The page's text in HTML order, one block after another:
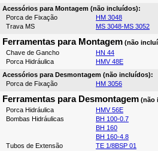
Acessórios para Montagem (não incluídos):
Porca de Fixação
HM 3048
Trava MS
MS 3048-MS 3052
Ferramentas para Montagem (não
Chave de Gancho
HN 44
Porca Hidráulica
HMV 48E
Acessórios para Desmontagem (não incluídos):
Porca de Fixação
HM 3056
Ferramentas para Desmontagem (não
Porca Hidráulica
HMV 56E
Bombas Hidráulicas
BH 100-0.7
BH 160
BH 160-4.8
Tubos de Extensão
TE 1/8BSP 01